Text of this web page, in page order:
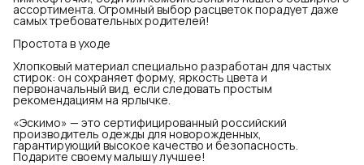
ассортимента. Огромный выбор расцветок порадует даже
самых требовательных родителей!
Простота в уходе
Хлопковый материал специально разработан для частых
стирок: он сохраняет форму, яркость цвета и
первоначальный вид, если следовать простым
рекомендациям на ярлычке.
«Эскимо» — это сертифицированный российский
производитель одежды для новорожденных,
гарантирующий высокое качество и безопасность.
Подарите своему малышу лучшее!